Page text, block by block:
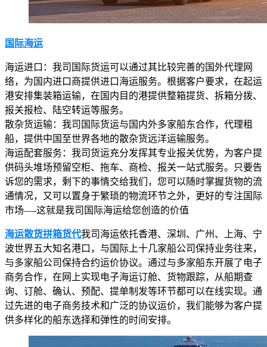
国际海运
海运进口：我司国际货运可以通过其比较完善的国外代理网
络，为国内进口商提供进口海运服务。根据客户要求，在起运
港安排集装箱运输，在国内目的港提供整箱提货、拆箱分拨、
报关报检、陆空转运等服务。
散杂货运输：我司国际货运与国内外多家船东合作，代理租
船，提供中国至世界各地的散杂货远洋运输服务。
海运配套服务：我司货运充分发挥其专业报关优势，为客户提
供码头堆场预留空柜、拖车、商检、报关一站式服务。只要告
诉您的需求，剩下的事情交给我们，您可以随时掌握货物的流
通情况，又可以置身于繁琐的物流环节之外，更好的专注国际
市场—-这就是我司国际海运给您创造的价值
海运散货拼箱货代我司海运依托香港、深圳、广州、上海、宁
波世界五大知名港口，与国际上十几家船公司保持业务往来，
与多家船公司保持合约运价协议。通过与多家船东开展了电子
商务合作，在网上实现电子海运订舱、货物跟踪，从船期查
询、订舱、确认、预配、提单制发等环节都可以在线实现。通
过先进的电子商务技术和广泛的协议运价，我们能够为客户提
供多样化的船东选择和弹性的时间安排。